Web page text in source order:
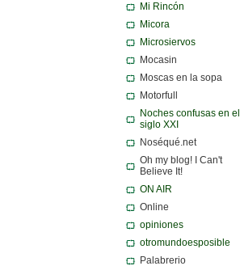
Mi Rincón
Micora
Microsiervos
Mocasin
Moscas en la sopa
Motorfull
Noches confusas en el
siglo XXI
Noséqué.net
Oh my blog! I Can't
Believe It!
ON AIR
Online
opiniones
otromundoesposible
Palabrerio